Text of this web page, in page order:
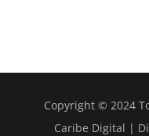
Copyright © 2024
Caribe Digital |